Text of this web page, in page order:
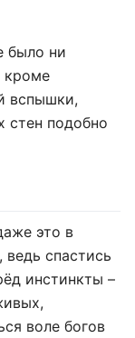
было ни
кроме
вспышки,
стен подобно
это в
спастись
инстинкты –
воле богов